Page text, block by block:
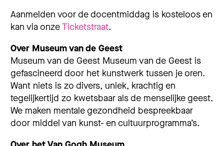
Aanmelden voor de docentmiddag is kosteloos en
kan via onzeTicketstraat.
Over Museum van de Geest
Museum van de Geest Museum van de Geest is
gefascineerd door het kunstwerk tussen je oren.
Want niets is zo divers, uniek, krachtig en
tegelijkertijd zo kwetsbaar als de menselijke geest.
We maken mentale gezondheid bespreekbaar
door middel van kunst- en cultuurprogramma’s.